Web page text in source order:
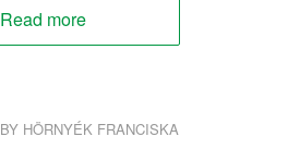
Read more
BY HÖRNYÉK FRANCISKA